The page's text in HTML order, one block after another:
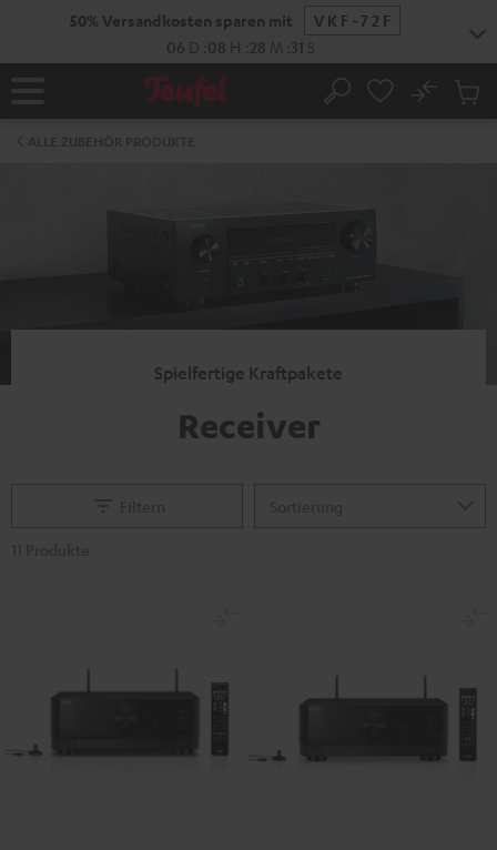
50% Versandkosten sparen mit
VKF-72F
06 D 08 H 28 M 30 S
Startseite Suche
No
Spielfertige Kraftpakete
Receiver